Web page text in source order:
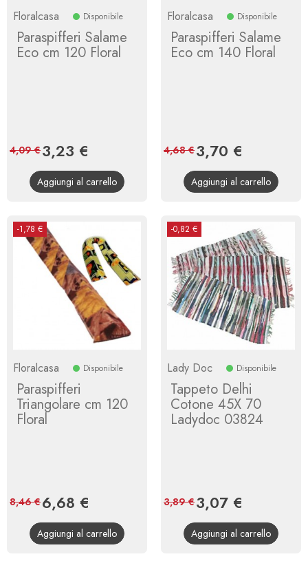
Floralcasa Disponibile
Paraspifferi Salame
Eco cm 120 Floral
Prezzo
3,23 €
base
4,09 €
Aggiungi al carrello
Floralcasa Disponibile
Paraspifferi Salame
Eco cm 140 Floral
Prezzo
3,70 €
base
4,68 €
Aggiungi al carrello
-1,78 €
Floralcasa Disponibile
Paraspifferi
Triangolare cm 120
Floral
Prezzo
6,68 €
base
8,46 €
Aggiungi al carrello
-0,82 €
Lady Doc Disponibile
Tappeto Delhi
Cotone 45X 70
Ladydoc 03824
Prezzo
3,07 €
base
3,89 €
Aggiungi al carrello